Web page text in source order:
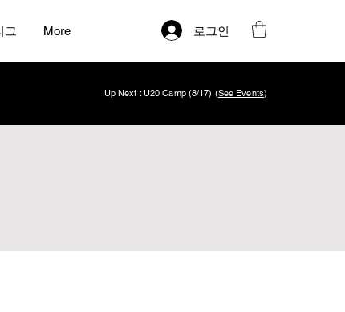
그 More 로그인
Up Next : U20 Camp (8/17) (See Events)